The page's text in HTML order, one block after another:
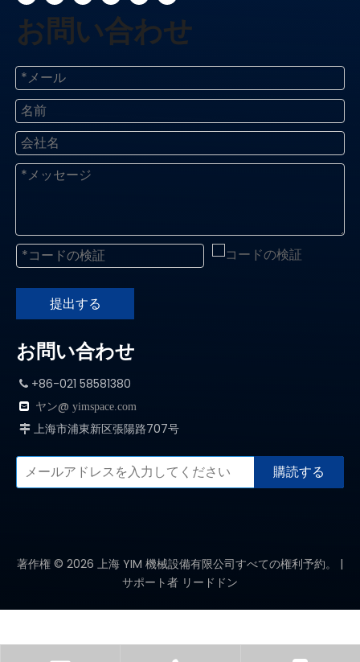
お問い合わせ
提出する
お問い合わせ
 +86-021 58581380
 ヤン@ yimspace.com
 上海市浦東新区張陽路707号
購読する
著作権 © 2026 上海 YIM 機械設備有限公司すべての権利予約。 |
サポート者 リードドン